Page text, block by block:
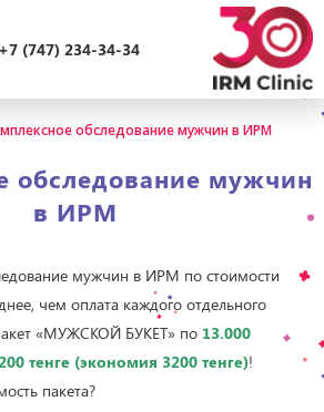
+7 (747) 234-34-34
обследование мужчин в ИРМ
обследование мужчин
в ИРМ
мужчин в ИРМ по стоимости
чем оплата каждого отдельного
«МУЖСКОЙ БУКЕТ» по 13.000
тенге (экономия 3200 тенге)!
пакета?